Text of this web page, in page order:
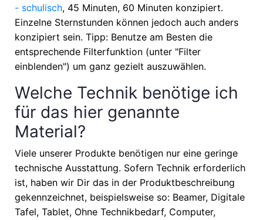
- schulisch, 45 Minuten, 60 Minuten konzipiert.
Einzelne Sternstunden können jedoch auch anders
konzipiert sein. Tipp: Benutze am Besten die
entsprechende Filterfunktion (unter "Filter
einblenden") um ganz gezielt auszuwählen.
Welche Technik benötige ich
für das hier genannte
Material?
Viele unserer Produkte benötigen nur eine geringe
technische Ausstattung. Sofern Technik erforderlich
ist, haben wir Dir das in der Produktbeschreibung
gekennzeichnet, beispielsweise so: Beamer, Digitale
Tafel, Tablet, Ohne Technikbedarf, Computer,